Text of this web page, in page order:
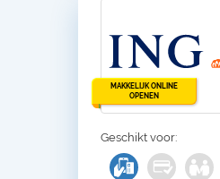
MAKKELIJK ONLINE
OPENEN
Geschikt voor: